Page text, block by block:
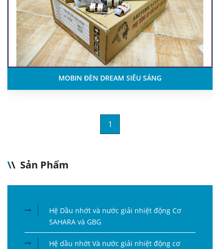
MOBIN ĐÈN DREAM SIÊU SÁNG
1
\\ Sản Phẩm
Hệ Dầu nhớt và nước giải nhiệt động Cơ
SAHARA và GBG
Hệ dầu nhớt Và nước giải nhiệt động cơ